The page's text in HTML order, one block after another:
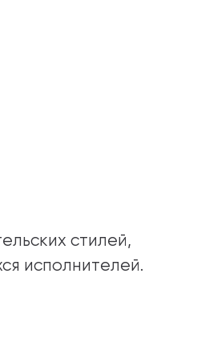
стилей,
исполнителей.